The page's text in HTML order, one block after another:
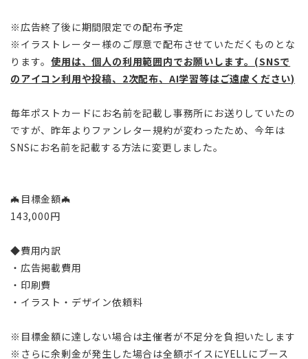
※広告終了後に期間限定での配布予定
※イラストレーター様のご厚意で配布させていただくものとな
ります。使用は、個人の利用範囲内でお願いします。(SNSで
のアイコン利用や投稿、2次配布、AI学習等はご遠慮ください)
毎年ポストカードにお名前を記載し事務所にお送りしていたの
ですが、昨年よりファンレター規約が変わったため、今年は
SNSにお名前を記載する方法に変更しました。
🦇目標金額🦇
143,000円
◆費用内訳
・広告掲載費用
・印刷費
・イラスト・デザイン依頼料
※目標金額に達しない場合は主催者が不足分を負担いたします
※さらに余剰金が発生した場合は全額ボイスにYELLにブース